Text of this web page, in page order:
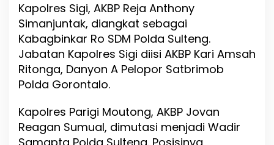
Kapolres Sigi, AKBP Reja Anthony
Simanjuntak, diangkat sebagai
Kabagbinkar Ro SDM Polda Sulteng.
Jabatan Kapolres Sigi diisi AKBP Kari Amsah
Ritonga, Danyon A Pelopor Satbrimob
Polda Gorontalo.
Kapolres Parigi Moutong, AKBP Jovan
Reagan Sumual, dimutasi menjadi Wadir